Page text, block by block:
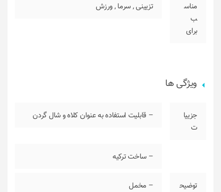
مناس
ب
برای
تزیینی,سرما,ورزش
ویژگی ها
جزییا
ت
– قابلیت استفاده به عنوان کلاه و شال گردن
– ساخت ترکیه
توضیح
– مخمل